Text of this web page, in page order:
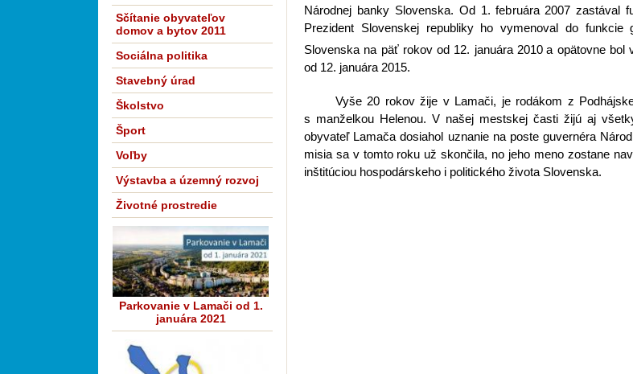
Národnej banky Slovenska. Od 1. februára 2007 zastával
Prezident Slovenskej republiky ho vymenoval do funkcie
Slovenska na päť rokov od 12. januára 2010 a opätovne bol
od 12. januára 2015.
Vyše 20 rokov žije v Lamači, je rodákom z
s manželkou Helenou. V našej mestskej časti žijú aj
obyvateľ Lamača dosiahol uznanie na poste guvernéra
misia sa v tomto roku už skončila, no jeho meno zostane
inštitúciou hospodárskeho i politického života Slovenska.
Sčítanie obyvateľov
domov a bytov 2011
Sociálna politika
Stavebný úrad
Školstvo
Šport
Voľby
Výstavba a územný rozvoj
Životné prostredie
Parkovanie v Lamači od 1.
januára 2021